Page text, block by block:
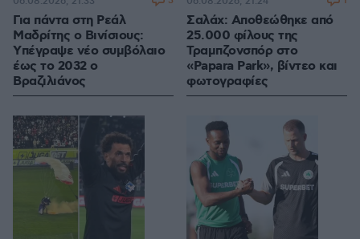
Για πάντα στη Ρεάλ
Μαδρίτης ο Βινίσιους:
Yπέγραψε νέο συμβόλαιο
έως το 2032 ο
Βραζιλιάνος
Σαλάχ: Αποθεώθηκε από
25.000 φίλους της
Τραμπζονσπόρ στο
«Papara Park», βίντεο και
φωτογραφίες